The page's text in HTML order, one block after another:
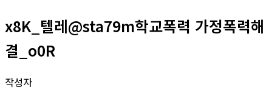
x8K_텔레@sta79m학교폭력 가정폭력해
결_o0R
작성자